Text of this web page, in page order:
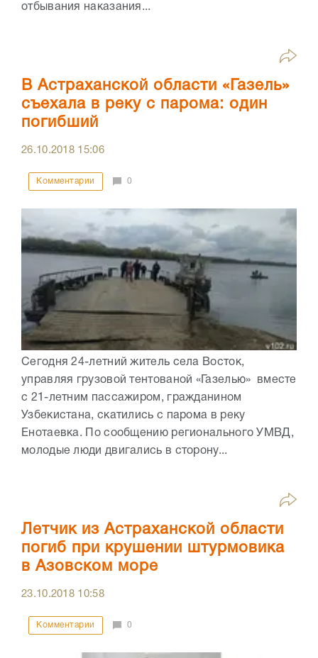
отбывания наказания...
В Астраханской области «Газель»
съехала в реку с парома: один
погибший
26.10.2018 15:06
Комментарии 0
Сегодня 24-летний житель села Восток,
управляя грузовой тентованой «Газелью» вместе
с 21-летним пассажиром, гражданином
Узбекистана, скатились с парома в реку
Енотаевка. По сообщению регионального УМВД,
молодые люди двигались в сторону...
Летчик из Астраханской области
погиб при крушении штурмовика
в Азовском море
23.10.2018 10:58
Комментарии 0